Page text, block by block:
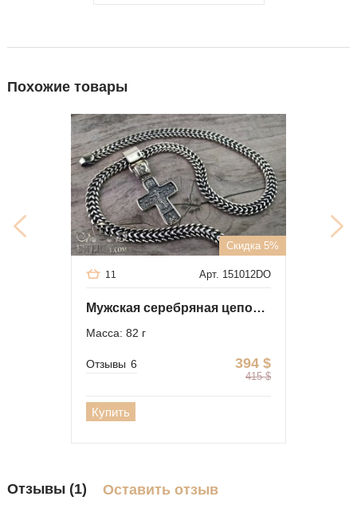
Похожие товары
Скидка 5%
Арт. 151012DO
11
Мужская серебряная цепочка с крестом
Масса: 82 г
394 $
415 $
Отзывы 6
Купить
Отзывы (1) Оставить отзыв